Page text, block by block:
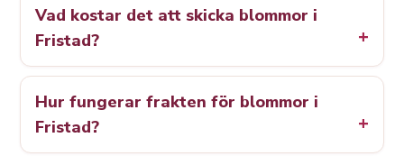
Vad kostar det att skicka blommor i
Fristad?
Hur fungerar frakten för blommor i
Fristad?